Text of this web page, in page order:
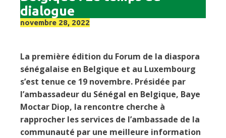
dialogue
novembre 28, 2022
La première édition du Forum de la diaspora
sénégalaise en Belgique et au Luxembourg
s’est tenue ce 19 novembre. Présidée par
l’ambassadeur du Sénégal en Belgique, Baye
Moctar Diop, la rencontre cherche à
rapprocher les services de l’ambassade de la
communauté par une meilleure information